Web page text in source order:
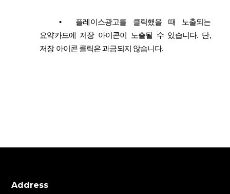
•
플레이스광고를 클릭했을 때 노출되는
요약카드에 저장 아이콘이 노출될 수 있습니다. 단,
저장 아이콘 클릭은 과금되지 않습니다.
Address